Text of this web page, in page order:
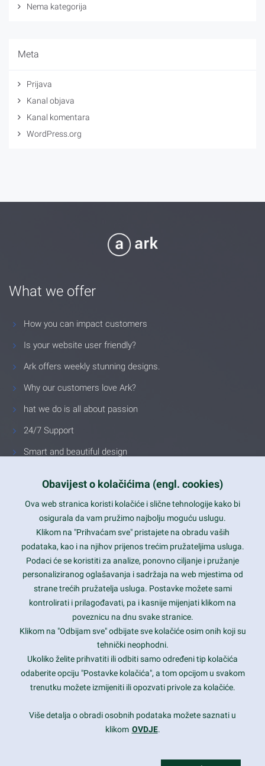
Nema kategorija
Meta
Prijava
Kanal objava
Kanal komentara
WordPress.org
What we offer
How you can impact customers
Is your website user friendly?
Ark offers weekly stunning designs.
Why our customers love Ark?
hat we do is all about passion
24/7 Support
Smart and beautiful design
Latest trends and much more...
Contact Info
1600 Amphitheatre Parkway, Mountain View, CA 94043
prothemes.net@gmail.com
Daily: 9:00 am - 6:00 pm
Sunday: Closed
Copyright 2017FRESHFACE© All Rights Reserved
Obavijest o kolačićima (engl. cookies)
Ova web stranica koristi kolačiće i slične tehnologije kako bi
osigurala da vam pružimo najbolju moguću uslugu.
Klikom na "Prihvaćam sve" pristajete na obradu vaših
podataka, kao i na njihov prijenos trećim pružateljima usluga.
Podaci će se koristiti za analize, ponovno ciljanje i pružanje
personaliziranog oglašavanja i sadržaja na web mjestima od
strane trećih pružatelja usluga. Postavke možete sami
kontrolirati i prilagođavati, pa i kasnije mijenjati klikom na
poveznicu na dnu svake stranice.
Klikom na "Odbijam sve" odbijate sve kolačiće osim onih koji su
tehnički neophodni.
Ukoliko želite prihvatiti ili odbiti samo određeni tip kolačića
odaberite opciju "Postavke kolačića", a tom opcijom u svakom
trenutku možete izmijeniti ili opozvati privole za kolačiće.
Više detalja o obradi osobnih podataka možete saznati u
klikom OVDJE.